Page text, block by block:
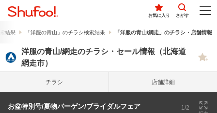
お気に入り さがす
結果 「洋服の青山」のチラシ検索結果 「洋服の青山/網走」のチラシ・店舗情報
洋服の青山/網走のチラシ・セール情報（北海道
網走市）
チラシ 店舗詳細
お盆特別号/夏物バーゲン/ブライダルフェア 1/2